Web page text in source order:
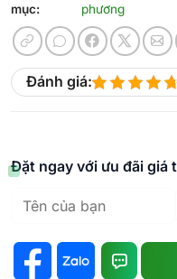
mục:
phương
Đánh giá:
Đặt ngay với ưu đãi giá